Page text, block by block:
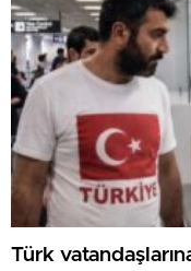
Türk